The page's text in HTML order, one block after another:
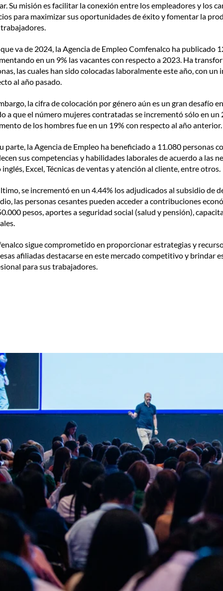
Su misión es facilitar la conexión entre los empleadores y los
para maximizar sus oportunidades de éxito y fomentar la
va de 2024, la Agencia de Empleo Comfenalco ha publicado
en un 9% las vacantes con respecto a 2023. Ha
las cuales han sido colocadas laboralmente este año, con
al año pasado.
la cifra de colocación por género aún es un gran desafío
a que el número mujeres contratadas se incrementó sólo en
de los hombres fue en un 19% con respecto al año anterior.
parte, la Agencia de Empleo ha beneficiado a 11.080 personas
sus competencias y habilidades laborales de acuerdo a las
inglés, Excel, Técnicas de ventas y atención al cliente, entre otros.
se incrementó en un 4.44% los adjudicados al subsidio de
las personas cesantes pueden acceder a contribuciones
pesos, aportes a seguridad social (salud y pensión),
sigue comprometido en proporcionar estrategias y
afiliadas destacarse en este mercado competitivo y brindar
para sus trabajadores.